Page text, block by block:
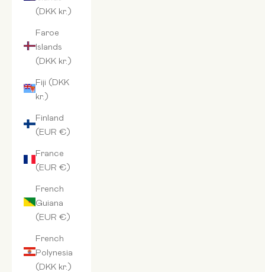
(DKK kr.)
Faroe
Islands
(DKK kr.)
Fiji (DKK
kr.)
Finland
(EUR €)
France
(EUR €)
French
Guiana
(EUR €)
French
Polynesia
(DKK kr.)